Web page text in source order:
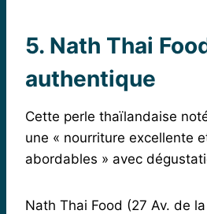
5. Nath Thai
authentique
Cette perle thaïlandaise
une « nourriture excellente
abordables » avec
Nath Thai Food (27 Av. de